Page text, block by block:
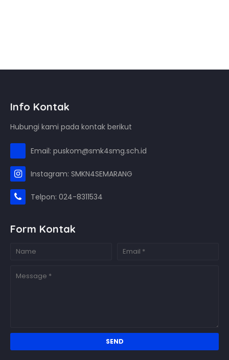
Info Kontak
Hubungi kami pada kontak berikut
Email: puskom@smk4smg.sch.id
Instagram: SMKN4SEMARANG
Telpon: 024-8311534
Form Kontak